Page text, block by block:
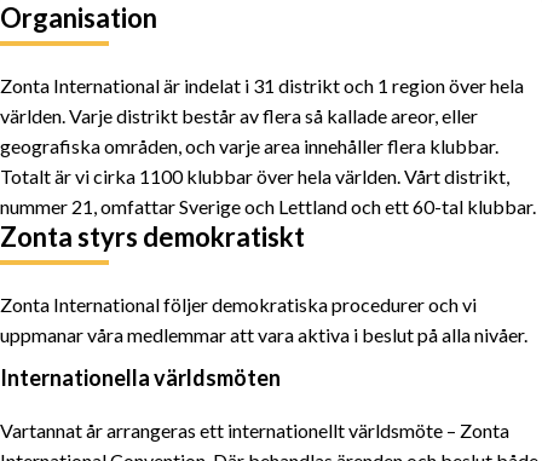
Organisation
Zonta International är indelat i 31 distrikt och 1 region över hela
världen. Varje distrikt består av flera så kallade areor, eller
geografiska områden, och varje area innehåller flera klubbar.
Totalt är vi cirka 1100 klubbar över hela världen. Vårt distrikt,
nummer 21, omfattar Sverige och Lettland och ett 60-tal klubbar.
Zonta styrs demokratiskt
Zonta International följer demokratiska procedurer och vi
uppmanar våra medlemmar att vara aktiva i beslut på alla nivåer.
Internationella världsmöten
Vartannat år arrangeras ett inter­nationellt världsmöte – Zonta